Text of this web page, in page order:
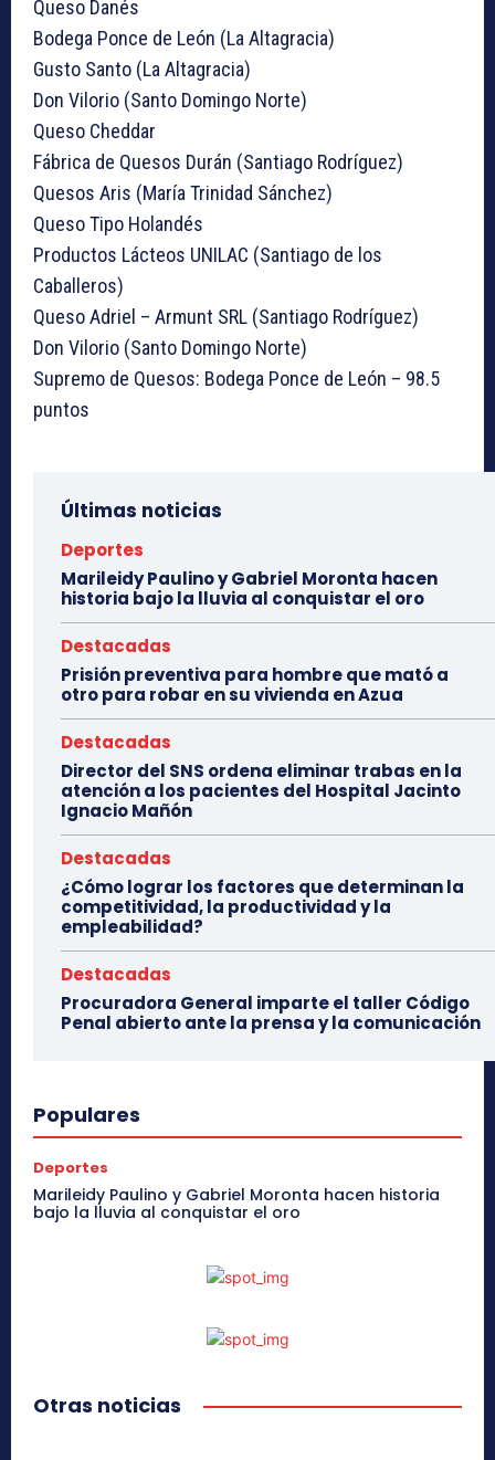
Queso Danés
Bodega Ponce de León (La Altagracia)
Gusto Santo (La Altagracia)
Don Vilorio (Santo Domingo Norte)
Queso Cheddar
Fábrica de Quesos Durán (Santiago Rodríguez)
Quesos Aris (María Trinidad Sánchez)
Queso Tipo Holandés
Productos Lácteos UNILAC (Santiago de los
Caballeros)
Queso Adriel – Armunt SRL (Santiago Rodríguez)
Don Vilorio (Santo Domingo Norte)
Supremo de Quesos: Bodega Ponce de León – 98.5
puntos
Últimas noticias
Deportes
Marileidy Paulino y Gabriel Moronta hacen
historia bajo la lluvia al conquistar el oro
Destacadas
Prisión preventiva para hombre que mató a
otro para robar en su vivienda en Azua
Destacadas
Director del SNS ordena eliminar trabas en la
atención a los pacientes del Hospital Jacinto
Ignacio Mañón
Destacadas
¿Cómo lograr los factores que determinan la
competitividad, la productividad y la
empleabilidad?
Destacadas
Procuradora General imparte el taller Código
Penal abierto ante la prensa y la comunicación
Populares
Deportes
Marileidy Paulino y Gabriel Moronta hacen historia
bajo la lluvia al conquistar el oro
Otras noticias